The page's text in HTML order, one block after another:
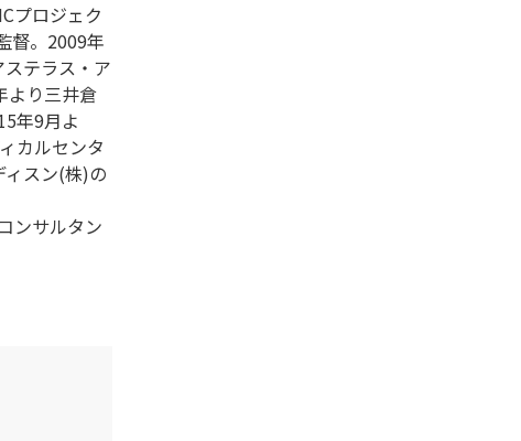
プロジェク
督。2009年
テラス・ア
より三井倉
年9月よ
カルセンタ
スン(株)の
ンサルタン